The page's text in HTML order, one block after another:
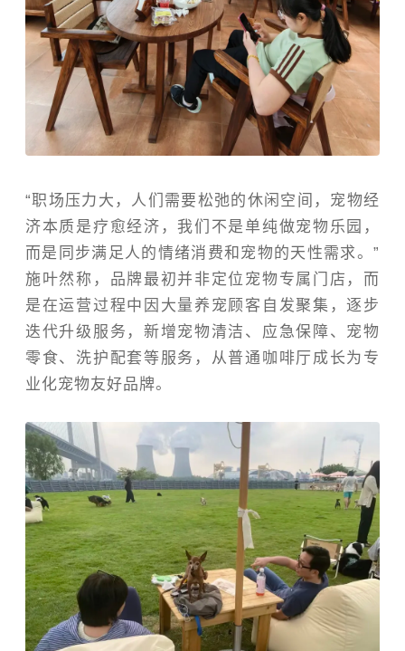
“职场压力大，人们需要松弛的休闲空间，宠物经
济本质是疗愈经济，我们不是单纯做宠物乐园，
而是同步满足人的情绪消费和宠物的天性需求。”
施叶然称，品牌最初并非定位宠物专属门店，而
是在运营过程中因大量养宠顾客自发聚集，逐步
迭代升级服务，新增宠物清洁、应急保障、宠物
零食、洗护配套等服务，从普通咖啡厅成长为专
业化宠物友好品牌。